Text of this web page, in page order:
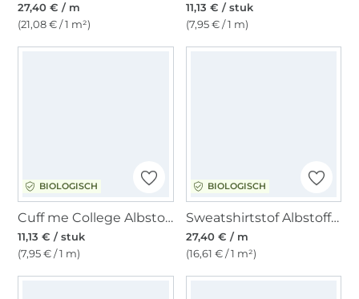
27,40 € / m
(21,08 € / 1 m²)
11,13 € / stuk
(7,95 € / 1 m)
BIOLOGISCH
Cuff me College Albstofe Hamburger Liebe Life Loves You biologische boordstof XXL, rood
11,13 € / stuk
(7,95 € / 1 m)
BIOLOGISCH
Sweatshirtstof Albstoffe Hamburger Liebe Glow Lily, marineblauw
27,40 € / m
(16,61 € / 1 m²)